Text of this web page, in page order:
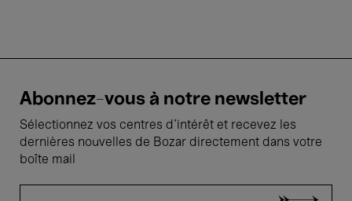
Abonnez-vous à notre newsletter
Sélectionnez vos centres d'intérêt et recevez les
dernières nouvelles de Bozar directement dans votre
boîte mail